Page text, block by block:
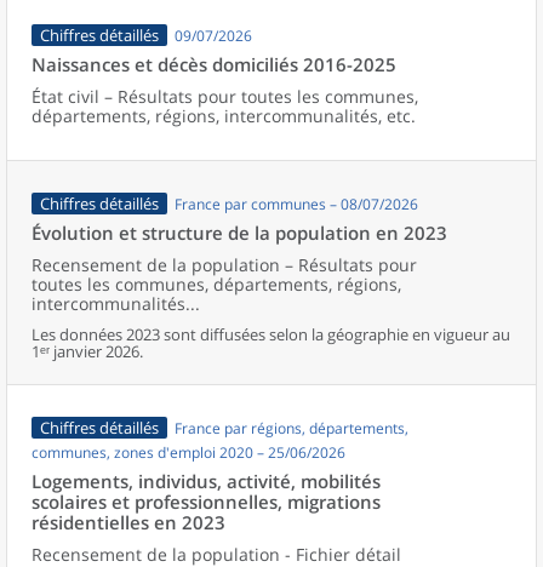
Chiffres détaillés 09/07/2026
Naissances et décès domiciliés 2016-2025
État civil – Résultats pour toutes les communes,
départements, régions, intercommunalités, etc.
Chiffres détaillés France par communes – 08/07/2026
Évolution et structure de la population en 2023
Recensement de la population – Résultats pour
toutes les communes, départements, régions,
intercommunalités...
Les données 2023 sont diffusées selon la géographie en vigueur au
1ᵉʳ janvier 2026.
Chiffres détaillés
France par régions, départements,
communes, zones d'emploi 2020 – 25/06/2026
Logements, individus, activité, mobilités
scolaires et professionnelles, migrations
résidentielles en 2023
Recensement de la population - Fichier détail